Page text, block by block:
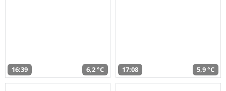
16:39 6,2 °C 17:08 5,9 °C